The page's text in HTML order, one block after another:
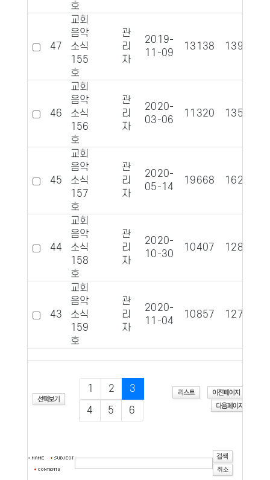
호
47
교회
음악
소식
155
호
관
리
자
2019-
11-09
13138 1393
46
교회
음악
소식
156
호
관
리
자
2020-
03-06
11320 1353
45
교회
음악
소식
157
호
관
리
자
2020-
05-14
19668 1624
44
교회
음악
소식
158
호
관
리
자
2020-
10-30
10407 1288
43
교회
음악
소식
159
호
관
리
자
2020-
11-04
10857 1279
1 2
3
4
5 6